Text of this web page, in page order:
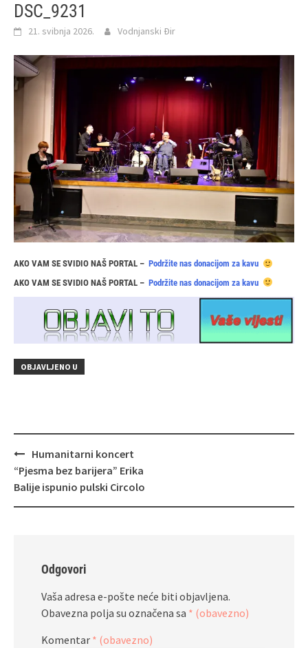
DSC_9231
21. svibnja 2026. Vodnjanski Đir
AKO VAM SE SVIDIO NAŠ PORTAL – Podržite nas donacijom za kavu
AKO VAM SE SVIDIO NAŠ PORTAL – Podržite nas donacijom za kavu
OBJAVLJENO U
Navigacija
objava
Humanitarni koncert
“Pjesma bez barijera” Erika
Balije ispunio pulski Circolo
Odgovori
Vaša adresa e-pošte neće biti objavljena.
Obavezna polja su označena sa * (obavezno)
Komentar * (obavezno)